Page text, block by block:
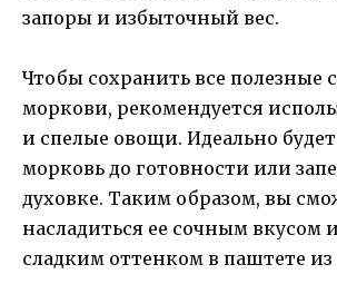
запоры и избыточный вес.
Чтобы сохранить все полезные
моркови, рекомендуется
и спелые овощи. Идеально
морковь до готовности или
духовке. Таким образом, вы
насладиться ее сочным вкусом
сладким оттенком в паштете из